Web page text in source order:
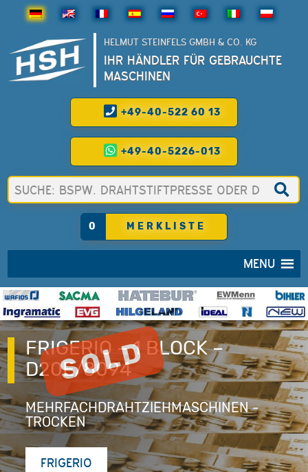
HELMUT STEINFELS GMBH & CO. KG
IHR HÄNDLER FÜR GEBRAUCHTE
MASCHINEN
+49-40-522 60 13
+49-40-5226-013
0 MERKLISTE
MENU
FRIGERIO – 1 BLOCK –
D20E/8094
MEHRFACHDRAHTZIEHMASCHINEN -
TROCKEN
FRIGERIO